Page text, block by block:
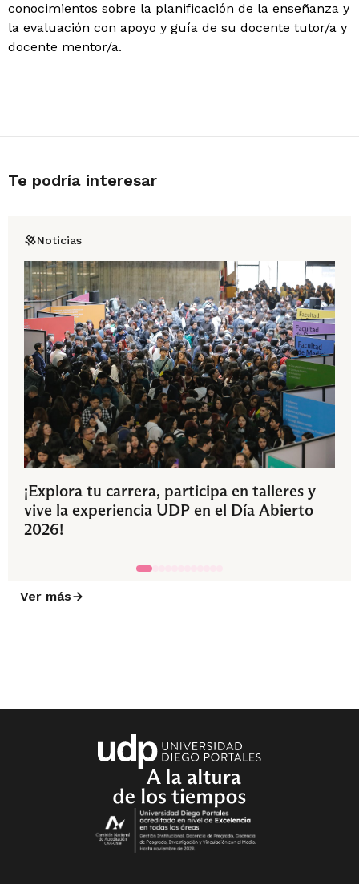
conocimientos sobre la planificación de la enseñanza y
la evaluación con apoyo y guía de su docente tutor/a y
docente mentor/a.
Te podría interesar
Noticias
¡Explora tu carrera, participa en talleres y
vive la experiencia UDP en el Día Abierto
2026!
Ver más